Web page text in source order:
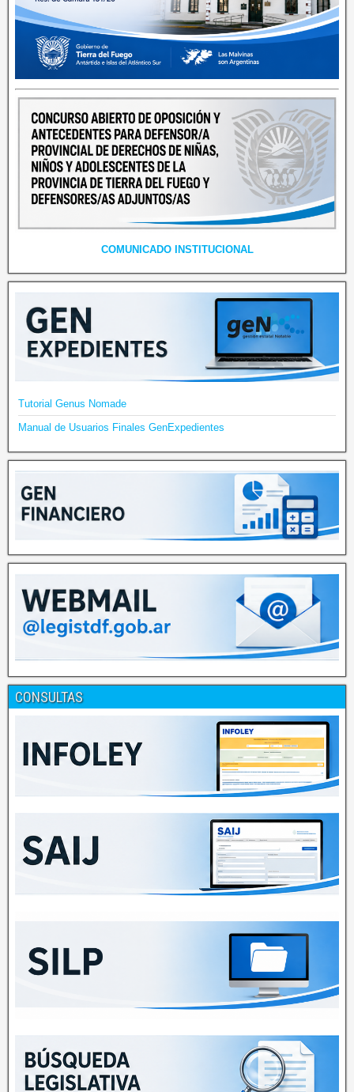
COMUNICADO INSTITUCIONAL
Tutorial Genus Nomade
Manual de Usuarios Finales GenExpedientes
CONSULTAS